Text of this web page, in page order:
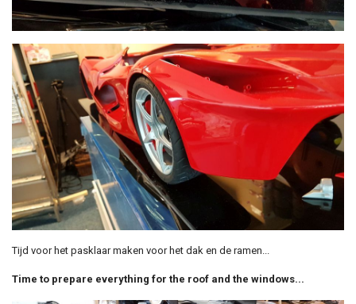
Tijd voor het pasklaar maken voor het dak en de ramen...
Time to prepare everything for the roof and the windows...